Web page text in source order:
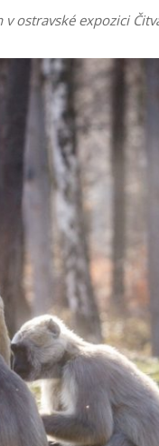
ostravské expozici